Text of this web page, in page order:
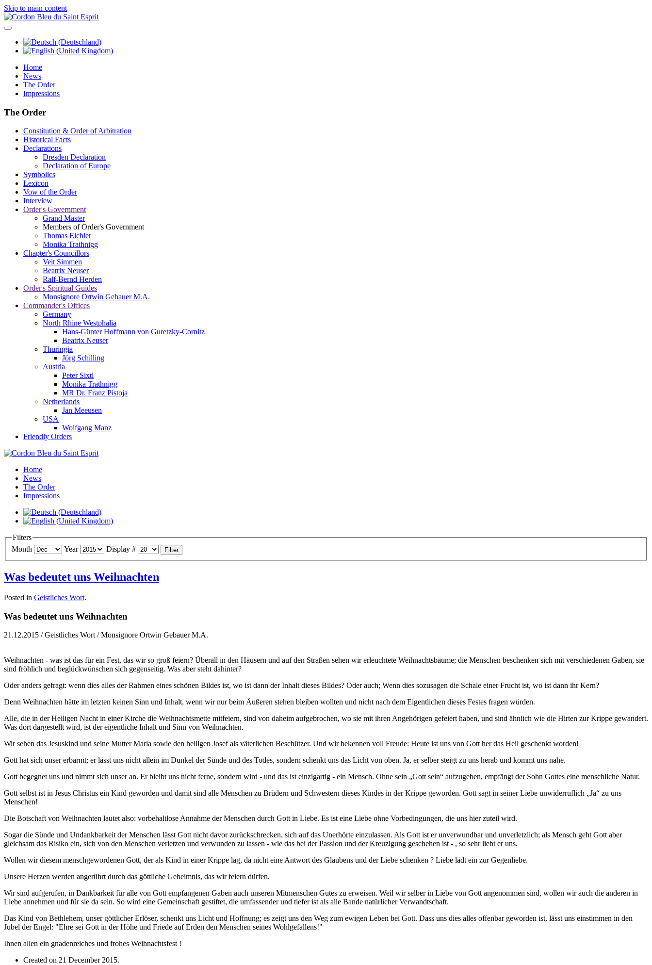
Skip to main content
Home
News
The Order
Impressions
The Order
Constitution & Order of Arbitration
Historical Facts
Declarations
Dresden Declaration
Declaration of Europe
Symbolics
Lexicon
Vow of the Order
Interview
Order's Government
Grand Master
Members of Order's Government
Thomas Eichler
Monika Trathnigg
Chapter's Councillors
Veit Simmen
Beatrix Neuser
Ralf-Bernd Herden
Order's Spiritual Guides
Monsignore Ortwin Gebauer M.A.
Commander's Offices
Germany
North Rhine Westphalia
Hans-Günter Hoffmann von Guretzky-Cornitz
Beatrix Neuser
Thuringia
Jörg Schilling
Austria
Peter Sixtl
Monika Trathnigg
MR Dr. Franz Pistoja
Netherlands
Jan Meeusen
USA
Wolfgang Manz
Friendly Orders
Home
News
The Order
Impressions
Filters
Month
Year Display # Filter
Was bedeutet uns Weihnachten
Posted in Geistliches Wort.
Was bedeutet uns Weihnachten
21.12.2015 / Geistliches Wort / Monsignore Ortwin Gebauer M.A.
Weihnachten - was ist das für ein Fest, das wir so groß feiern? Überall in den Häusern und auf den Straßen sehen wir erleuchtete Weihnachtsbäume; die Menschen beschenken sich mit verschiedenen Gaben, sie
sind fröhlich und beglückwünschen sich gegenseitig. Was aber steht dahinter?
Oder anders gefragt: wenn dies alles der Rahmen eines schönen Bildes ist, wo ist dann der Inhalt dieses Bildes? Oder auch; Wenn dies sozusagen die Schale einer Frucht ist, wo ist dann ihr Kern?
Denn Weihnachten hätte im letzten keinen Sinn und Inhalt, wenn wir nur beim Äußeren stehen bleiben wollten und nicht nach dem Eigentlichen dieses Festes fragen würden.
Alle, die in der Heiligen Nacht in einer Kirche die Weihnachtsmette mitfeiern, sind von daheim aufgebrochen, wo sie mit ihren Angehörigen gefeiert haben, und sind ähnlich wie die Hirten zur Krippe gewandert.
Was dort dargestellt wird, ist der eigentliche Inhalt und Sinn von Weihnachten.
Wir sehen das Jesuskind und seine Mutter Maria sowie den heiligen Josef als väterlichen Beschützer. Und wir bekennen voll Freude: Heute ist uns von Gott her das Heil geschenkt worden!
Gott hat sich unser erbarmt; er lässt uns nicht allein im Dunkel der Sünde und des Todes, sondern schenkt uns das Licht von oben. Ja, er selber steigt zu uns herab und kommt uns nahe.
Gott begegnet uns und nimmt sich unser an. Er bleibt uns nicht ferne, sondern wird - und das ist einzigartig - ein Mensch. Ohne sein „Gott sein“ aufzugeben, empfängt der Sohn Gottes eine menschliche Natur.
Gott selbst ist in Jesus Christus ein Kind geworden und damit sind alle Menschen zu Brüdern und Schwestern dieses Kindes in der Krippe geworden. Gott sagt in seiner Liebe unwiderruflich „Ja“ zu uns
Menschen!
Die Botschaft von Weihnachten lautet also: vorbehaltlose Annahme der Menschen durch Gott in Liebe. Es ist eine Liebe ohne Vorbedingungen, die uns hier zuteil wird.
Sogar die Sünde und Undankbarkeit der Menschen lässt Gott nicht davor zurückschrecken, sich auf das Unerhörte einzulassen. Als Gott ist er unverwundbar und unverletzlich; als Mensch geht Gott aber
gleichsam das Risiko ein, sich von den Menschen verletzen und verwunden zu lassen - wie das bei der Passion und der Kreuzigung geschehen ist - , so sehr liebt er uns.
Wollen wir diesem menschgewordenen Gott, der als Kind in einer Krippe lag, da nicht eine Antwort des Glaubens und der Liebe schenken ? Liebe lädt ein zur Gegenliebe.
Unsere Herzen werden angerührt durch das göttliche Geheimnis, das wir feiern dürfen.
Wir sind aufgerufen, in Dankbarkeit für alle von Gott empfangenen Gaben auch unseren Mitmenschen Gutes zu erweisen. Weil wir selber in Liebe von Gott angenommen sind, wollen wir auch die anderen in
Liebe annehmen und für sie da sein. So wird eine Gemeinschaft gestiftet, die umfassender und tiefer ist als alle Bande natürlicher Verwandtschaft.
Das Kind von Bethlehem, unser göttlicher Erlöser, schenkt uns Licht und Hoffnung; es zeigt uns den Weg zum ewigen Leben bei Gott. Dass uns dies alles offenbar geworden ist, lässt uns einstimmen in den
Jubel der Engel: "Ehre sei Gott in der Höhe und Friede auf Erden den Menschen seines Wohlgefallens!"
Ihnen allen ein gnadenreiches und frohes Weihnachtsfest !
Created on 21 December 2015.